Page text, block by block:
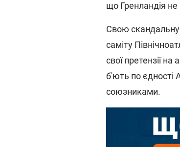
що Гренландія
Свою
саміту
свої претензії
б'ють по єдності
союзниками.